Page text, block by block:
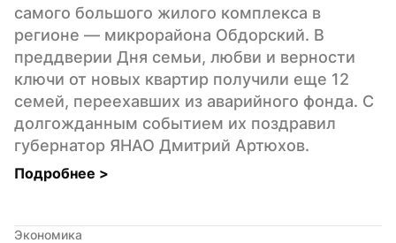
самого большого жилого комплекса в
регионе — микрорайона Обдорский. В
преддверии Дня семьи, любви и верности
ключи от новых квартир получили еще 12
семей, переехавших из аварийного фонда. С
долгожданным событием их поздравил
губернатор ЯНАО Дмитрий Артюхов.
Подробнее >
Экономика